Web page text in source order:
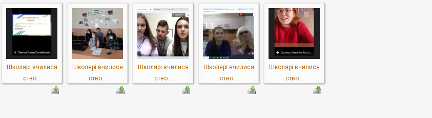
Школярі вчилися
ство...
Школярі вчилися
ство...
Школярі вчилися
ство...
Школярі вчилися
ство...
Школярі вчилися
ство...